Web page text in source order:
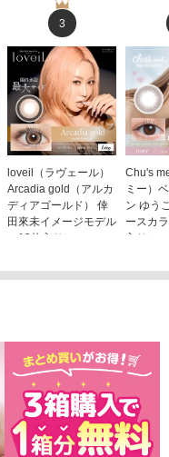
3
loveil（ラヴェール）
Arcadia gold（アルカ
ディアゴールド） 倖
田來未イメージモデル
（10枚入り）
Chu's
ミー）
ン ゆう
ースカ
入り）